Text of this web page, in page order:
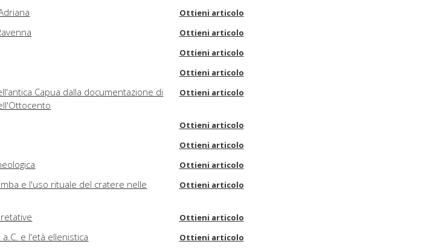
Ottieni articolo
Ottieni articolo
Ottieni articolo
Ottieni articolo
Capua dalla documentazione di
Ottieni articolo
Ottieni articolo
Ottieni articolo
Ottieni articolo
e l'uso rituale del cratere nelle
Ottieni articolo
Ottieni articolo
e l'età ellenistica Ottieni articolo